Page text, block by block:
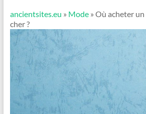
ancientsites.eu » Mode» Où acheter
cher ?